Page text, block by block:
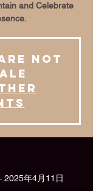
and Celebrate
not
2025年4月11日